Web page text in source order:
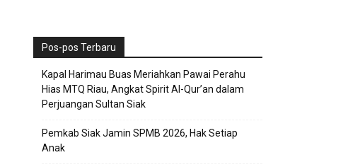
Pos-pos Terbaru
Kapal Harimau Buas Meriahkan Pawai Perahu
Hias MTQ Riau, Angkat Spirit Al-Qur’an dalam
Perjuangan Sultan Siak
Pemkab Siak Jamin SPMB 2026, Hak Setiap
Anak